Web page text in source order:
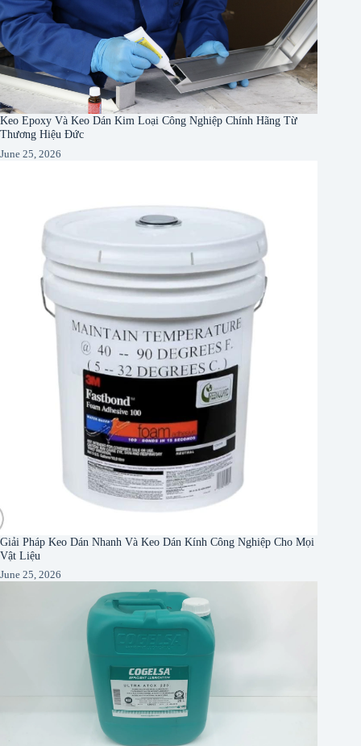
Keo Epoxy Và Keo Dán Kim Loại Công Nghiệp Chính Hãng Từ
Thương Hiệu Đức
June 25, 2026
Giải Pháp Keo Dán Nhanh Và Keo Dán Kính Công Nghiệp Cho Mọi
Vật Liệu
June 25, 2026